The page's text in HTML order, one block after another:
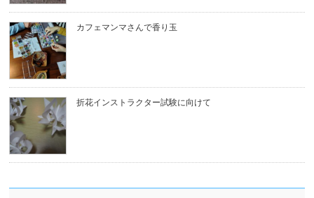
カフェマンマさんで香り玉
折花インストラクター試験に向けて